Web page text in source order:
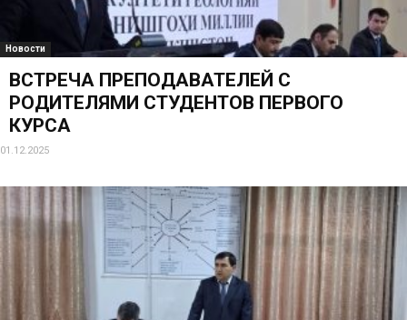
Новости
ВСТРЕЧА ПРЕПОДАВАТЕЛЕЙ С
РОДИТЕЛЯМИ СТУДЕНТОВ ПЕРВОГО
КУРСА
01.12.2025